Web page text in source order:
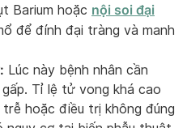
Barium hoặc nội soi đại
để đính đại tràng và manh
Lúc này bệnh nhân cần
Tỉ lệ tử vong khá cao
hoặc điều trị không đúng